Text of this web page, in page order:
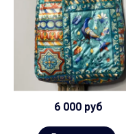
6 000 руб